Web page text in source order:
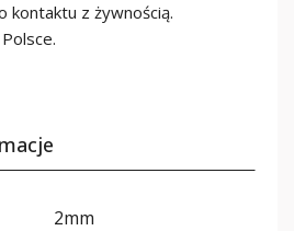
kontaktu z żywnością.
2mm